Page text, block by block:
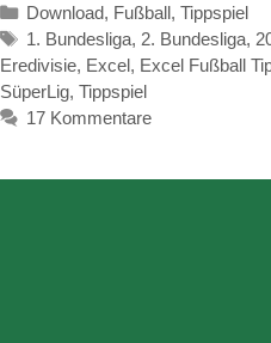
Kategorien
Download, Fußball,Tippspiel
Schlagwörter
1. Bundesliga, 2. Bundesliga,
Eredivisie, Excel, Excel Fußball
SüperLig, Tippspiel
17 Kommentare